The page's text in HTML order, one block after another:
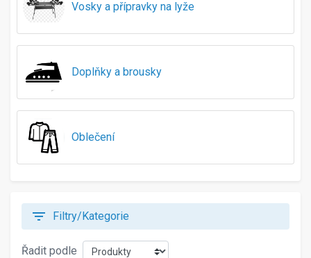
128
145
146-152
152
155
158-164
164
165
175
195
200
205
Vosky a přípravky na lyže
Doplňky a brousky
Oblečení
filter_list Filtry/Kategorie
Řadit podle